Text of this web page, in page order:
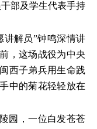
部及学生代表手持
讲解员”钟鸣深情讲
，这场战役为中央
西子弟兵用生命践
中的菊花轻轻放在
园，一位白发苍苍